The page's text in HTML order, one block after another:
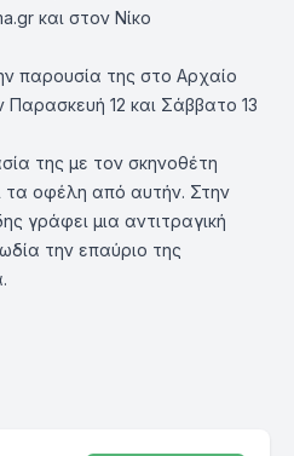
και στον Νίκο
παρουσία της στο Αρχαίο
12 και Σάββατο 13
της με τον σκηνοθέτη
τα οφέλη από αυτήν. Στην
γράφει μια αντιτραγική
την επαύριο της